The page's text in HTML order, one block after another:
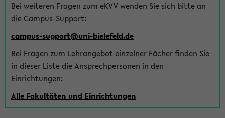
Bei weiteren Fragen zum eKVV wenden Sie sich bitte an
die Campus-Support:
campus-support@uni-bielefeld.de
Bei Fragen zum Lehrangebot einzelner Fächer finden Sie
in dieser Liste die Ansprechpersonen in den
Einrichtungen:
Alle Fakultäten und Einrichtungen